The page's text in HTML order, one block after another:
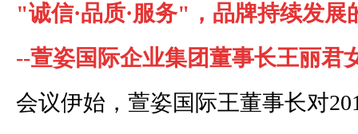
"诚信·品质·服务"，品牌持续发展
--萱姿国际企业集团董事长王丽君
会议伊始，萱姿国际王董事长对